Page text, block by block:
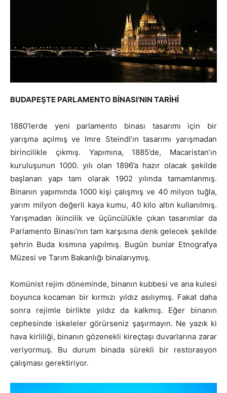
BUDAPEŞTE PARLAMENTO BİNASI’NIN TARİHİ
1880’lerde yeni parlamento binası tasarımı için bir
yarışma açılmış ve Imre Steindl’ın tasarımı yarışmadan
birincilikle çıkmış. Yapımına, 1885’de, Macaristan’ın
kuruluşunun 1000. yılı olan 1896’a hazır olacak şekilde
başlanan yapı tam olarak 1902 yılında tamamlanmış.
Binanın yapımında 1000 kişi çalışmış ve 40 milyon tuğla,
yarım milyon değerli kaya kumu, 40 kilo altın kullanılmış.
Yarışmadan ikincilik ve üçüncülükle çıkan tasarımlar da
Parlamento Binası’nın tam karşısına denk gelecek şekilde
şehrin Buda kısmına yapılmış. Bugün bunlar Etnografya
Müzesi ve Tarım Bakanlığı binalarıymış.
Komünist rejim döneminde, binanın kubbesi ve ana kulesi
boyunca kocaman bir kırmızı yıldız asılıymış. Fakat daha
sonra rejimle birlikte yıldız da kalkmış. Eğer binanın
cephesinde iskeleler görürseniz şaşırmayın. Ne yazık ki
hava kirliliği, binanın gözenekli kireçtaşı duvarlarına zarar
veriyormuş. Bu durum binada sürekli bir restorasyon
çalışması gerektiriyor.